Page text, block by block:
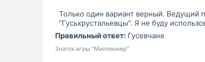
Только один вариант верный. Ведущий
"Гусьхрустальевцы". Я не буду
Правильный ответ: Гусевчане
Знаток игры "Миллионер"